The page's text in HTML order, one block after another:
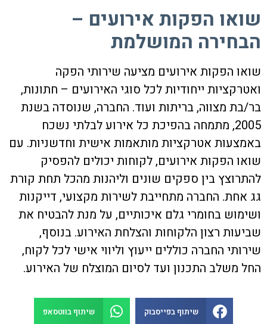
שואו הפקות אירועים –
הבחירה המושלמת
שואו הפקות אירועים מציעה שירותי הפקה
ואטרקציות ייחודיות לכל סוגי האירועים – חתונות,
בר/בת מצווה, בריתות ועוד. החברה, שנוסדה בשנת
2005, מתמחה בהפיכת כל אירוע לבלתי נשכח
באמצעות אטרקציות מותאמות אישית וחדשניות. עם
שואו הפקות אירועים, לקוחות יכולים להפסיק
להתרוצץ בין ספקים שונים וליהנות מהכל תחת קורת
גג אחת. החברה מתחייבת לשירות מקצועי, דייקנות
ושימוש בחומרי גלם איכותיים, על מנת להבטיח את
שביעות רצון הלקוחות והצלחת האירוע. בנוסף,
שירותי החברה כוללים ייעוץ וליווי אישי לכל לקוח,
החל משלב התכנון ועד לסיום המוצלח של האירוע.
שיתוף בפייסבוק שיתוף בווטסאפ